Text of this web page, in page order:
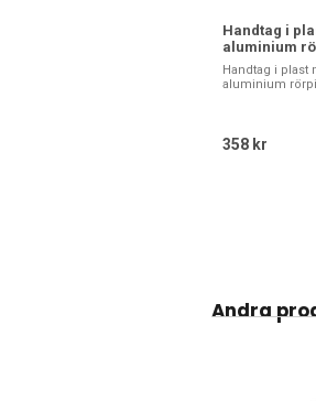
Handtag i
aluminium
Handtag i plast
aluminium
358 kr
Andra